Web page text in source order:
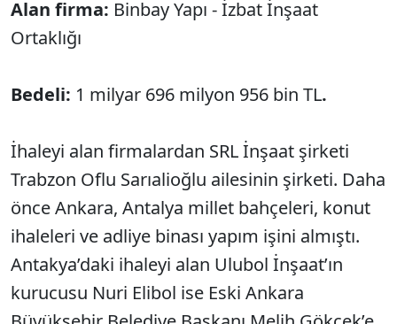
Alan firma: Binbay Yapı - İzbat İnşaat
Ortaklığı
Bedeli: 1 milyar 696 milyon 956 bin TL.
İhaleyi alan firmalardan SRL İnşaat şirketi
Trabzon Oflu Sarıalioğlu ailesinin şirketi. Daha
önce Ankara, Antalya millet bahçeleri, konut
ihaleleri ve adliye binası yapım işini almıştı.
Antakya’daki ihaleyi alan Ulubol İnşaat’ın
kurucusu Nuri Elibol ise Eski Ankara